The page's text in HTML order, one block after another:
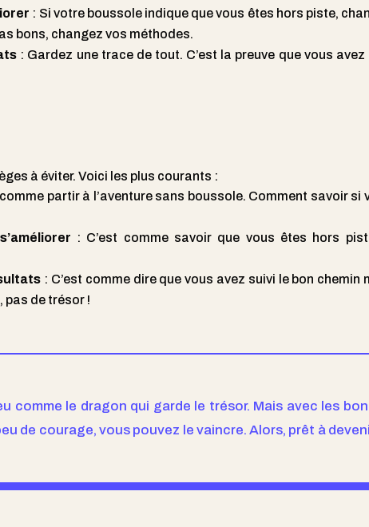
: Si votre boussole indique que vous êtes hors piste,
bons, changez vos méthodes.
: Gardez une trace de tout. C’est la preuve que vous avez
à éviter. Voici les plus courants :
partir à l’aventure sans boussole. Comment savoir si
: C’est comme savoir que vous êtes hors
: C’est comme dire que vous avez suivi le bon chemin
pas de trésor !
comme le dragon qui garde le trésor. Mais avec les
de courage, vous pouvez le vaincre. Alors, prêt à